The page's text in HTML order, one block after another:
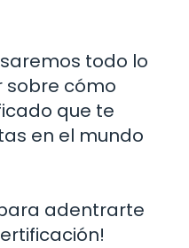
todo lo
sobre cómo
que te
en el mundo
adentrarte